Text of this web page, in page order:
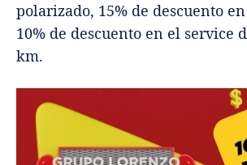
polarizado, 15% de descuento
10% de descuento en el service
km.